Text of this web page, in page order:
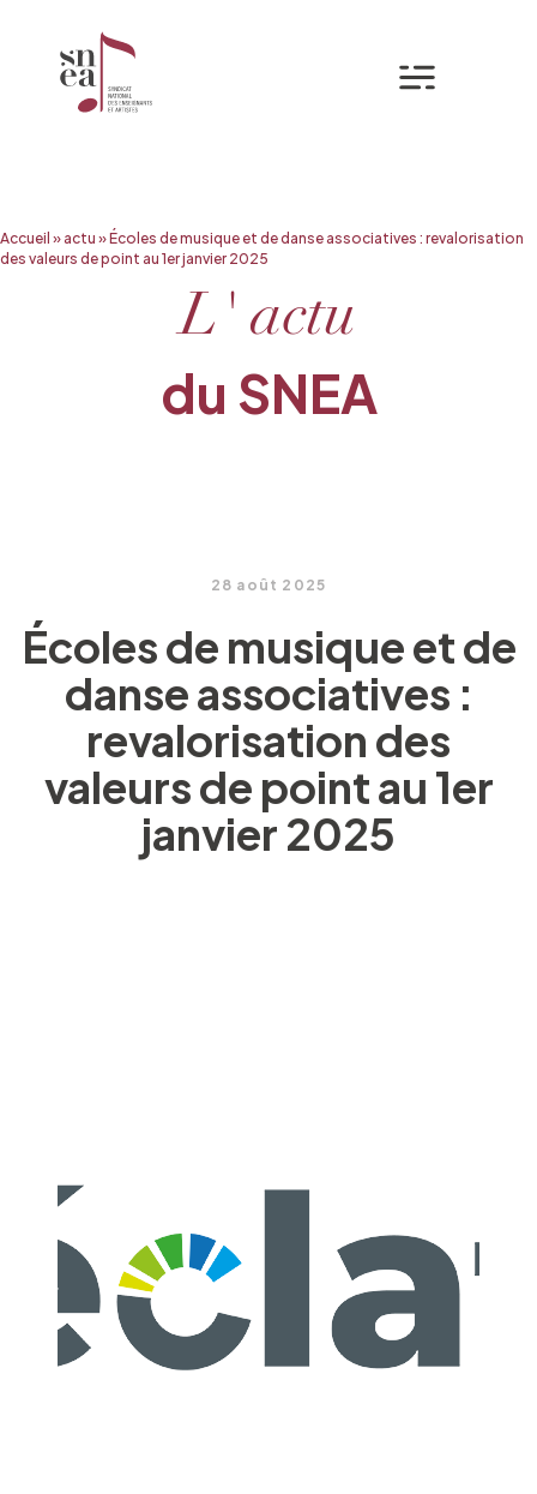
Aller
au
Accueil » actu »Écoles de musique et de danse associatives : revalorisation
des valeurs de point au 1er janvier 2025
L' actu
du SNEA
28 août 2025
Écoles de musique et de
danse associatives :
revalorisation des
valeurs de point au 1er
janvier 2025